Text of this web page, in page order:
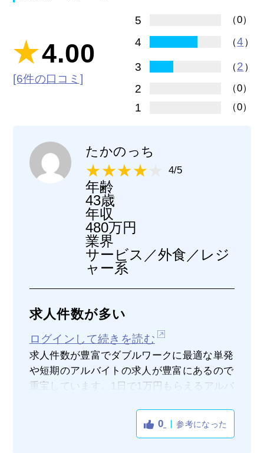
4.00
[6件の口コミ]
5 （0）
4 （4 ）
3 （2 ）
2 （0）
1 （0）
たかのっち
4/5
年齢
43歳
年収
480万円
業界
サービス／外食／レジ
ャー系
求人件数が多い
ログインして続きを読む
求人件数が豊富でダブルワークに最適な単発
や短期のアルバイトの求人が豊富にあるので
重宝しています。1日で1万円もらえるアルバ
るので、使いやすいです。長期でのアルバイ
0 参考になった